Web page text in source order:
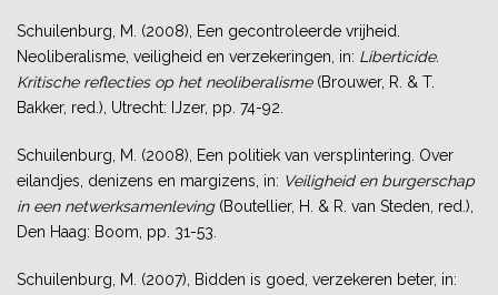
Schuilenburg, M. (2008), Een gecontroleerde vrijheid.
Neoliberalisme, veiligheid en verzekeringen, in: Liberticide.
Kritische reflecties op het neoliberalisme(Brouwer, R. & T.
Bakker, red.), Utrecht: IJzer, pp. 74-92.
Schuilenburg, M. (2008), Een politiek van versplintering. Over
eilandjes, denizens en margizens, in: Veiligheid en burgerschap
in een netwerksamenleving(Boutellier, H. & R. van Steden, red.),
Den Haag: Boom, pp. 31-53.
Schuilenburg, M. (2007), Bidden is goed, verzekeren beter, in: